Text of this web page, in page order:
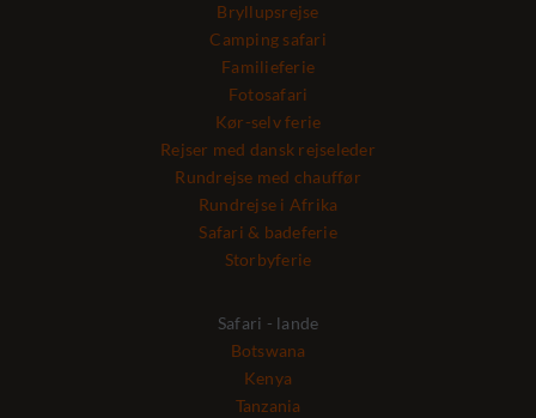
Bryllupsrejse
Camping safari
Familieferie
Fotosafari
Kør-selv ferie
Rejser med dansk rejseleder
Rundrejse med chauffør
Rundrejse i Afrika
Safari & badeferie
Storbyferie
Safari - lande
Botswana
Kenya
Tanzania